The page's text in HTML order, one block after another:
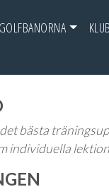
GOLFBANORNA
bästa
individuella